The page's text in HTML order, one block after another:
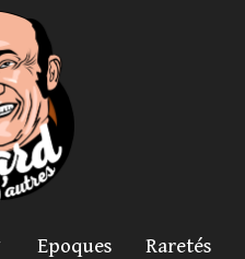
Epoques Raretés